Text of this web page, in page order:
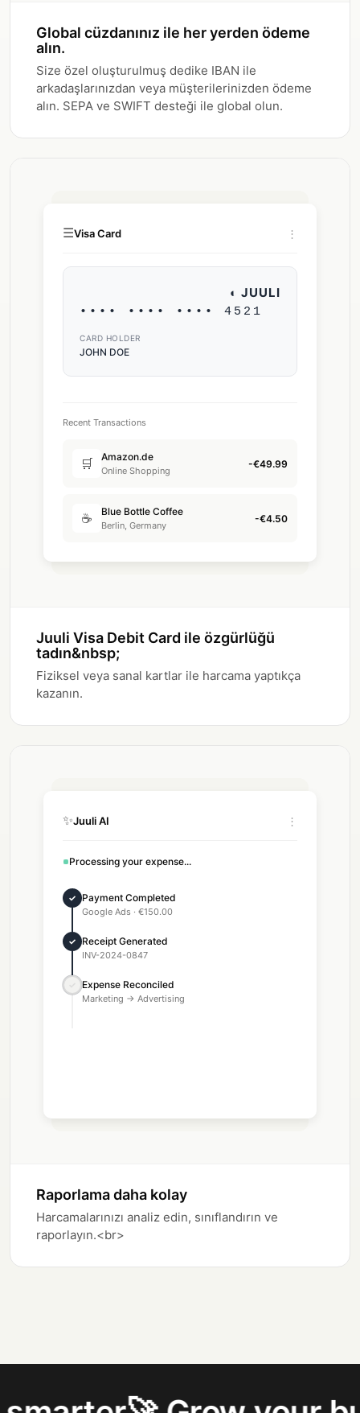
Global cüzdanınız ile her yerden ödeme
alın.
Size özel oluşturulmuş dedike IBAN ile
arkadaşlarınızdan veya müşterilerinizden ödeme
alın. SEPA ve SWIFT desteği ile global olun.
☰Visa Card ⋮
◐ JUULI
•••• •••• •••• 4521
CARD HOLDER
JOHN DOE
Recent Transactions
🛒 Amazon.de
Online Shopping
-€49.99
☕ Blue Bottle Coffee
Berlin, Germany
-€4.50
Juuli Visa Debit Card ile özgürlüğü
tadın&nbsp;
Fiziksel veya sanal kartlar ile harcama yaptıkça
kazanın.
✨Juuli AI ⋮
Processing your expense...
✓ Payment Completed
Google Ads · €150.00
✓ Receipt Generated
INV-2024-0847
Expense Reconciled
Marketing → Advertising
Raporlama daha kolay
Harcamalarınızı analiz edin, sınıflandırın ve
raporlayın.<br>